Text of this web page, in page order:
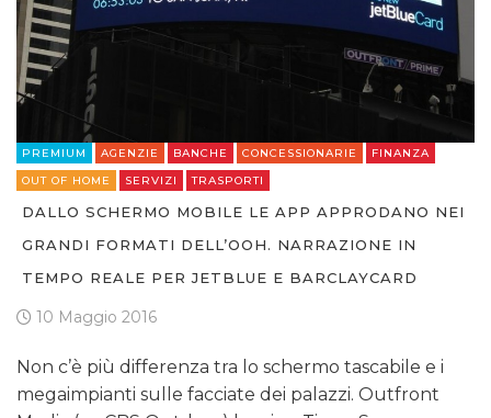
PREMIUM AGENZIE BANCHE CONCESSIONARIE
FINANZA
OUT OF HOME
SERVIZI TRASPORTI
DALLO SCHERMO MOBILE LE APP APPRODANO NEI
GRANDI FORMATI DELL’OOH. NARRAZIONE IN
TEMPO REALE PER JETBLUE E BARCLAYCARD
10 Maggio 2016
Non c’è più differenza tra lo schermo tascabile e i
megaimpianti sulle facciate dei palazzi. Outfront